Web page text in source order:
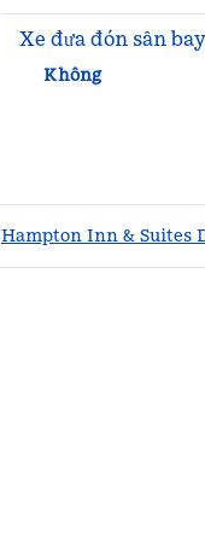
Xe đưa đón sân bay
Không
Hampton Inn & Suites